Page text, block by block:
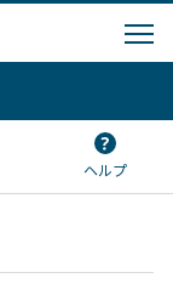
ヘルプ